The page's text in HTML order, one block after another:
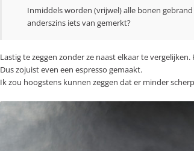
Inmiddels worden (vrijwel) alle bonen
anderszins iets van gemerkt?
Lastig te zeggen zonder ze naast elkaar te
Dus zojuist even een espresso gemaakt.
Ik zou hoogstens kunnen zeggen dat er minder